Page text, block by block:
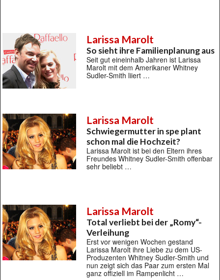
Larissa Marolt
So sieht ihre Familienplanung aus
Seit gut eineinhalb Jahren ist Larissa
Marolt mit dem Amerikaner Whitney
Sudler-Smith liiert …
Larissa Marolt
Schwiegermutter in spe plant
schon mal die Hochzeit?
Larissa Marolt ist bei den Eltern ihres
Freundes Whitney Sudler-Smith offenbar
sehr beliebt …
Larissa Marolt
Total verliebt bei der „Romy“-
Verleihung
Erst vor wenigen Wochen gestand
Larissa Marolt ihre Liebe zu dem US-
Produzenten Whitney Sudler-Smith und
nun zeigt sich das Paar zum ersten Mal
ganz offiziell im Rampenlicht …